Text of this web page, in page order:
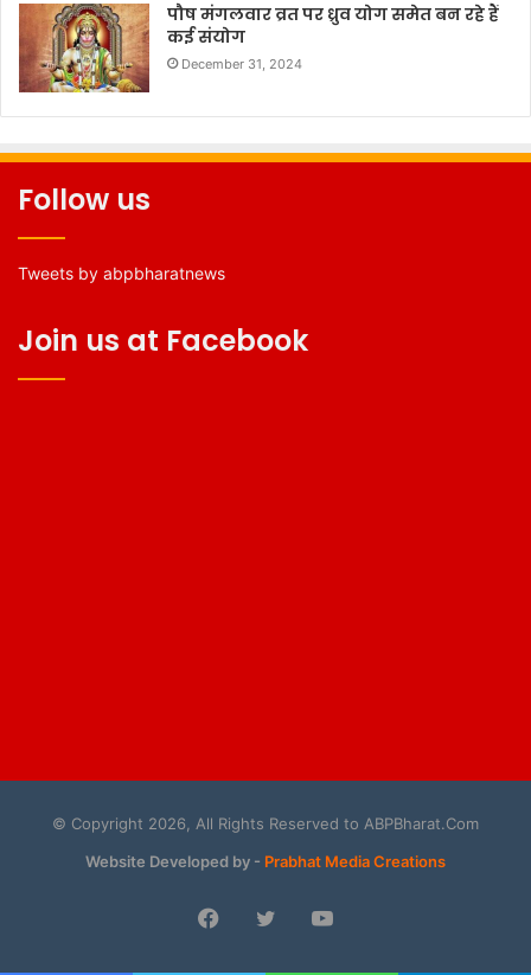
पौष मंगलवार व्रत पर ध्रुव योग समेत बन रहे हैं
कई संयोग
December 31, 2024
Follow us
Tweets by abpbharatnews
Join us at Facebook
© Copyright 2026, All Rights Reserved to ABPBharat.Com
Website Developed by - Prabhat Media Creations
Facebook
TwitterYouTube